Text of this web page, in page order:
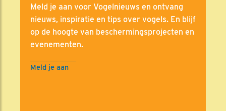
Meld je aan voor Vogelnieuws en ontvang
nieuws, inspiratie en tips over vogels. En blijf
op de hoogte van beschermingsprojecten en
evenementen.
Meld je aan